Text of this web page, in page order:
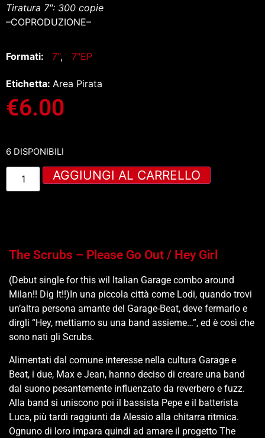
Tiratura 7″: 300 copie
–COPRODUZIONE–
Formati: 7", 7"EP
Etichetta: Area Pirata
€6.00
6 DISPONIBILI
AGGIUNGI AL CARRELLO
The Scrubs – Please Go Out / Hey Girl
(Debut single for this wil Italian Garage combo around
Milan!! Dig It!!)In una piccola città come Lodi, quando trovi
un’altra persona amante del Garage-Beat, deve fermarlo e
dirgli “Hey, mettiamo su una band assieme…”, ed è così che
sono nati gli Scrubs.
Alimentati dal comune interesse nella cultura Garage e
Beat, i due, Max e Jean, hanno deciso di creare una band
dal suono pesantemente influenzato da reverbero e fuzz.
Alla band si uniscono poi il bassista Pepe e il batterista
Luca, più tardi raggiunti da Alessio alla chitarra ritmica.
Ognuno di loro impara quindi ad amare il progetto The